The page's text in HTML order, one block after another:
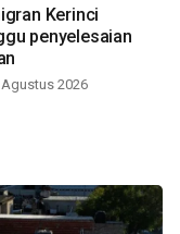
Kerinci
penyelesaian
2026